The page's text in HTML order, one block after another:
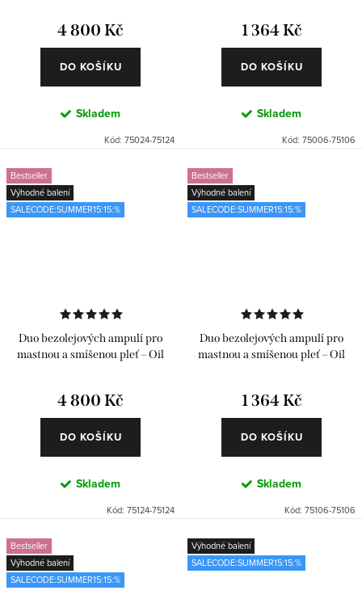
4 800 Kč
DO KOŠÍKU
Skladem
Kód: 75024-75124
1 364 Kč
DO KOŠÍKU
Skladem
Kód: 75006-75106
Bestseller
Výhodné balení
SALECODE:SUMMER15:15:%
Duo bezolejových ampulí pro
mastnou a smíšenou pleť – Oil
4 800 Kč
DO KOŠÍKU
Skladem
Kód: 75124-75124
Bestseller
Výhodné balení
SALECODE:SUMMER15:15:%
Duo bezolejových ampulí pro
mastnou a smíšenou pleť – Oil
1 364 Kč
DO KOŠÍKU
Skladem
Kód: 75106-75106
Bestseller
Výhodné balení
SALECODE:SUMMER15:15:%
Výhodné balení
SALECODE:SUMMER15:15:%